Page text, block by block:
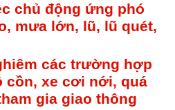
chủ động ứng phó
mưa lớn, lũ, lũ quét,
các trường hợp
cồn, xe cơi nới, quá
gia giao thông